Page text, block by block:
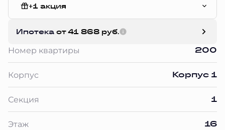
+1 акция
Ипотека от 41 868 руб.
Номер квартиры 200
Корпус Корпус 1
Секция 1
Этаж 16